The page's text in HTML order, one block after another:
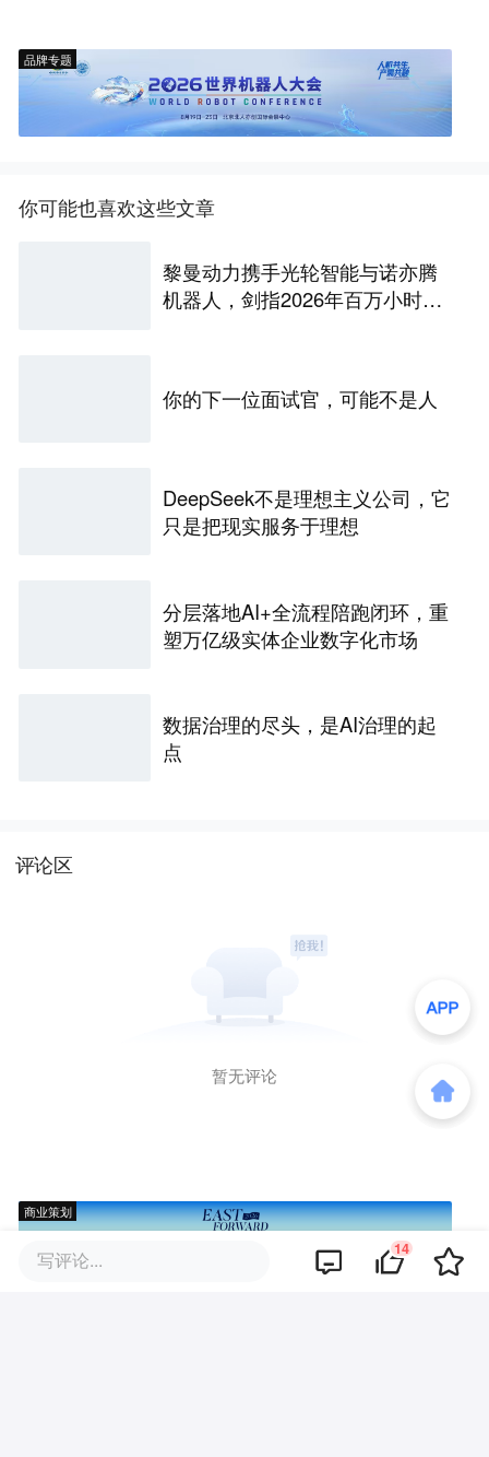
品牌专题
你可能也喜欢这些文章
黎曼动力携手光轮智能与诺亦腾
机器人，剑指2026年百万小时具
你的下一位面试官，可能不是人
DeepSeek不是理想主义公司，它
只是把现实服务于理想
分层落地AI+全流程陪跑闭环，重
塑万亿级实体企业数字化市场
数据治理的尽头，是AI治理的起
点
评论区
暂无评论
商业策划
写评论... 14